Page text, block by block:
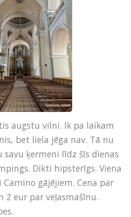
augstu vilni. Ik pa laikam
bet liela jēga nav. Tā nu
savu ķermeni līdz šīs dienas
Dikti hipsterīgs. Viena
gājējiem. Cena par
eur par veļasmašīnu.